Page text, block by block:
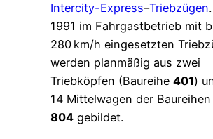
Intercity-Express–Triebzügen
1991 im Fahrgastbetrieb mit
280 km/h eingesetzten
werden planmäßig aus zwei
Triebköpfen (Baureihe 401)
14 Mittelwagen der Baureihen
804 gebildet.